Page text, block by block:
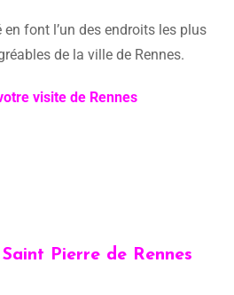
font l’un des endroits les plus
de la ville de Rennes.
visite de Rennes
Pierre de Rennes